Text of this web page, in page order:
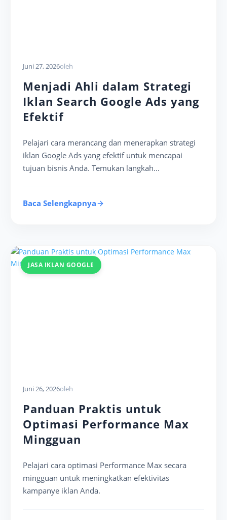
Juni 27, 2026oleh
Menjadi Ahli dalam Strategi
Iklan Search Google Ads yang
Efektif
Pelajari cara merancang dan menerapkan strategi
iklan Google Ads yang efektif untuk mencapai
tujuan bisnis Anda. Temukan langkah...
Baca Selengkapnya
JASA IKLAN GOOGLE
Juni 26, 2026oleh
Panduan Praktis untuk
Optimasi Performance Max
Mingguan
Pelajari cara optimasi Performance Max secara
mingguan untuk meningkatkan efektivitas
kampanye iklan Anda.